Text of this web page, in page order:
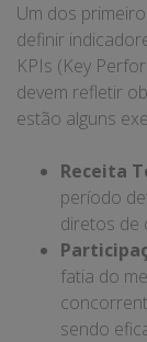
Um dos
definir
KPIs (Key
devem refletir
estão alguns
Receita
período
diretos de
fatia do
sendo